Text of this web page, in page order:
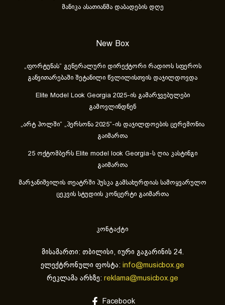
მანიკა ასათიანმა დაბადების დღე
New Box
„ფორტუნას“ გენერალური დირექტორი რადიოს სფეროს
განვითარებაში შეტანილი წვლილისთვის დაჯილდოვდა
Elite Model Look Georgia 2025-ის გამარჯვებულები
გამოვლინდნენ
„არტ ჰოლში“ „პერსონა 2025“-ის დაჯილდოების ცერემონია
გაიმართა
25 ოქტომბერს Elite model look Georgia-ს ღია კასტინგი
გაიმართა
მარჯანიშვილის თეატრში პუსკა გამსახურდიას სამოყვარულო
ცეკვის სტუდიის კონცერტი გაიმართა
კონტაქტი
მისამართი: თბილისი, იური გაგარინის 24.
ელექტრონული ფოსტა: info@musicbox.ge
რეკლამა არხზე: reklama@musicbox.ge
Facebook